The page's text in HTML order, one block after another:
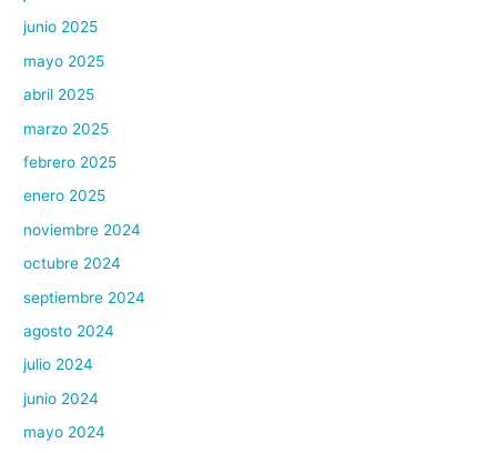
junio 2025
mayo 2025
abril 2025
marzo 2025
febrero 2025
enero 2025
noviembre 2024
octubre 2024
septiembre 2024
agosto 2024
julio 2024
junio 2024
mayo 2024